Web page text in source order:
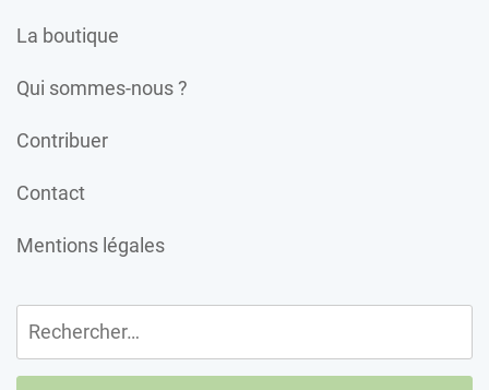
La boutique
Qui sommes-nous ?
Contribuer
Contact
Mentions légales
Rechercher :